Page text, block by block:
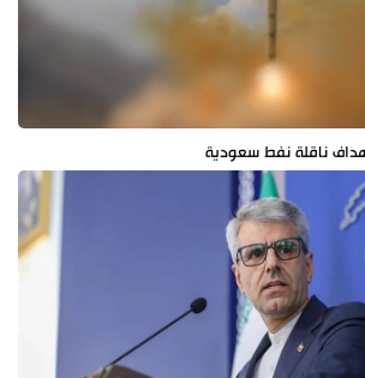
ناقلة نفط سعودية